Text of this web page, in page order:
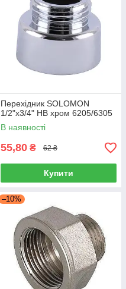
Перехідник SOLOMON
1/2"х3/4" НВ хром 6205/6305
В наявності
55,80 ₴ 62 ₴
Купити
–10%